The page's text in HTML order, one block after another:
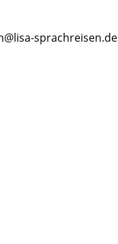
sprachreisen.de